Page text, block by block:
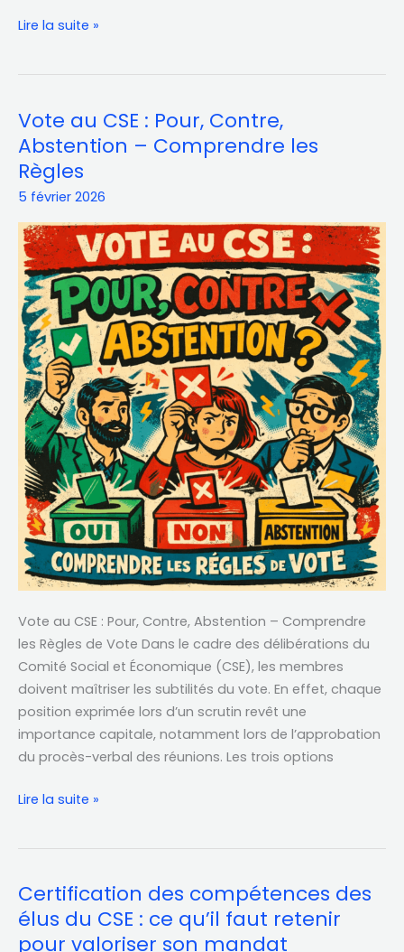
Lire la suite »
Vote au CSE : Pour, Contre,
Abstention – Comprendre les
Règles
5 février 2026
Vote au CSE : Pour, Contre, Abstention – Comprendre
les Règles de Vote Dans le cadre des délibérations du
Comité Social et Économique (CSE), les membres
doivent maîtriser les subtilités du vote. En effet, chaque
position exprimée lors d’un scrutin revêt une
importance capitale, notamment lors de l’approbation
du procès-verbal des réunions. Les trois options
Vote
au
CSE
Contre,
Abstention
–
Comprendre
les
Règles
Lire la suite »
Certification des compétences des
élus du CSE : ce qu’il faut retenir
pour valoriser son mandat
Certification
des
compétences